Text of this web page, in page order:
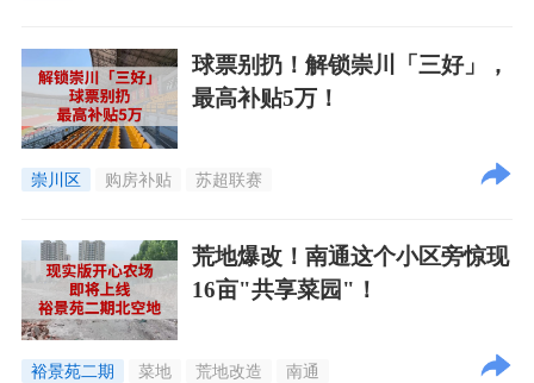
球票别扔！解锁崇川「三好」，
最高补贴5万！
崇川区 购房补贴 苏超联赛
荒地爆改！南通这个小区旁惊现
16亩"共享菜园"！
裕景苑二期 菜地 荒地改造 南通